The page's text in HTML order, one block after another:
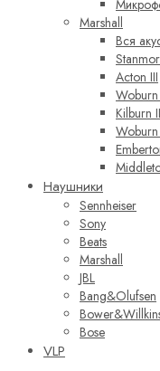
Marshall
Вся
Acton III
Woburn
Kilburn
Woburn
Наушники
Sennheiser
Sony
Beats
Marshall
JBL
Bang&Olufsen
Bose
VLP